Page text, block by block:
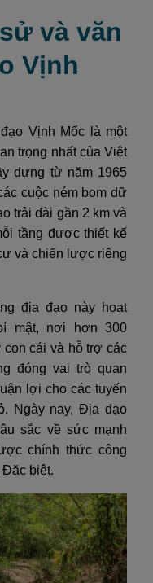
và văn
Vịnh
Vịnh Mốc là một
trọng nhất của Việt
dựng từ năm 1965
cuộc ném bom dữ
trải dài gần 2 km và
tầng được thiết kế
và chiến lược riêng
địa đạo này hoạt
mật, nơi hơn 300
cái và hỗ trợ các
đóng vai trò quan
lợi cho các tuyến
Ngày nay, Địa đạo
sắc về sức mạnh
chính thức công
Đặc biệt.